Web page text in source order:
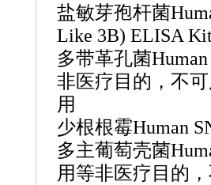
盐敏芽孢杆菌
Like 3B) ELISA
多带革孔菌
非医疗目的，不
用
少根根霉Human
多主葡萄壳菌
用等非医疗目的